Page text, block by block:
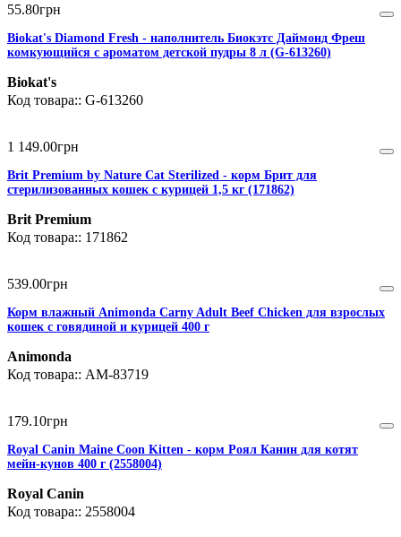
55.80грн
Biokat's Diamond Fresh - наполнитель Биокэтс Даймонд Фреш
комкующийся c ароматом детской пудры 8 л (G-613260)
Biokat's
G-613260
1 149.00грн
Brit Premium by Nature Cat Sterilized - корм Брит для
стерилизованных кошек с курицей 1,5 кг (171862)
Brit Premium
171862
539.00грн
Корм влажный Animonda Carny Adult Beef Chicken для взрослых
кошек с говядиной и курицей 400 г
Animonda
AM-83719
179.10грн
Royal Canin Maine Coon Kitten - корм Роял Канин для котят
мейн-кунов 400 г (2558004)
Royal Canin
2558004